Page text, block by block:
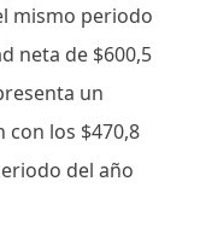
mismo periodo
neta de $600,5
un
con los $470,8
del año